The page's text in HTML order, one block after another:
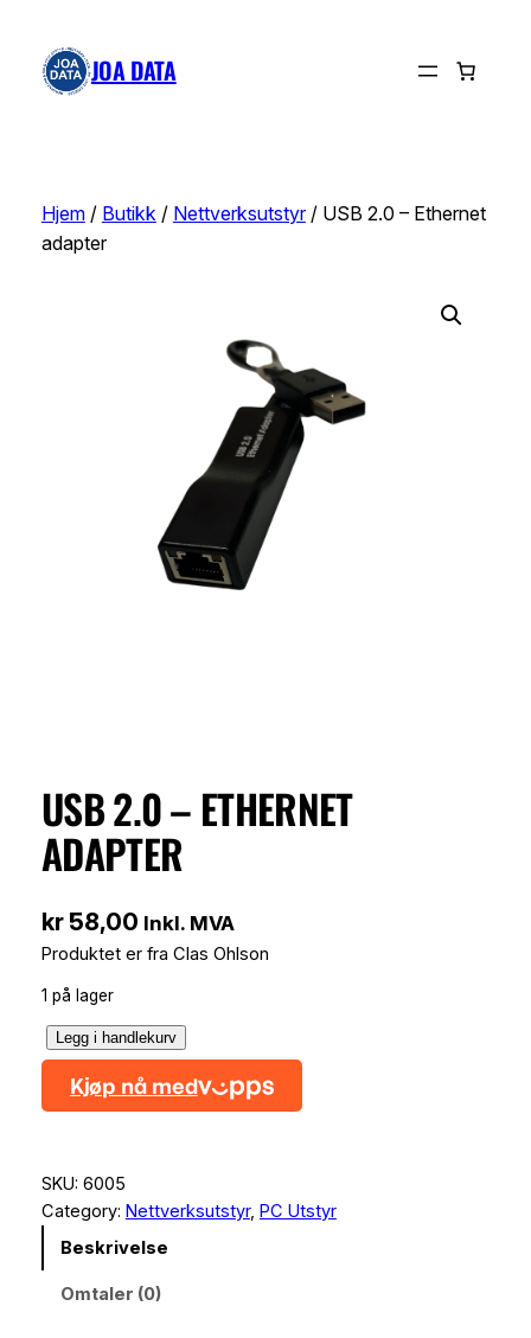
innhold
JOA DATA
Hjem/ Butikk / Nettverksutstyr/ USB 2.0 – Ethernet
adapter
USB 2.0 – ETHERNET
ADAPTER
kr58,00 Inkl. MVA
Produktet er fra Clas Ohlson
1 på lager
S
2
0
–
E
Legg i handlekurv
SKU: 6005
Category: Nettverksutstyr, PC Utstyr
Beskrivelse
Omtaler (0)